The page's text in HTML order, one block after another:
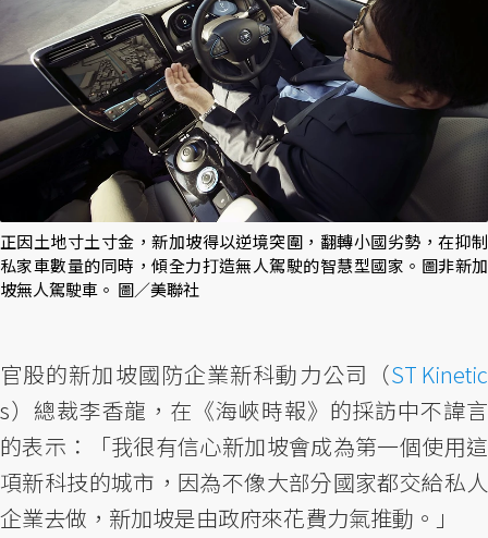
正因土地寸土寸金，新加坡得以逆境突圍，翻轉小國劣勢，在抑制
私家車數量的同時，傾全力打造無人駕駛的智慧型國家。圖非新加
坡無人駕駛車。 圖／美聯社
官股的新加坡國防企業新科動力公司（ST Kinetic
s）總裁李香龍，在《海峽時報》的採訪中不諱言
的表示：「我很有信心新加坡會成為第一個使用這
項新科技的城市，因為不像大部分國家都交給私人
企業去做，新加坡是由政府來花費力氣推動。」